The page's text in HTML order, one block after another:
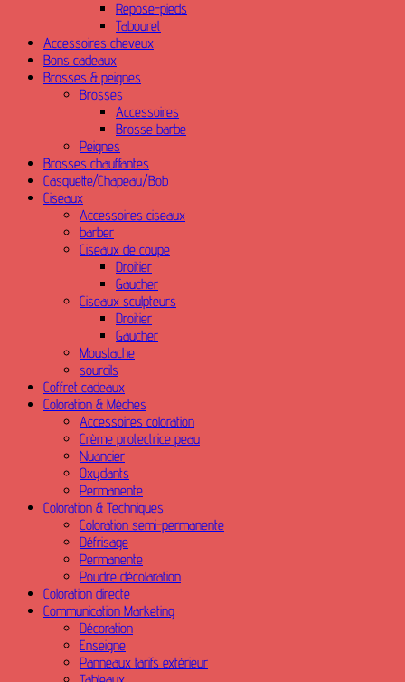
Repose-pieds
Tabouret
Accessoires cheveux
Bons cadeaux
Brosses & peignes
Brosses
Accessoires
Brosse barbe
Peignes
Brosses chauffantes
Casquette/Chapeau/Bob
Ciseaux
Accessoires ciseaux
barber
Ciseaux de coupe
Droitier
Gaucher
Ciseaux sculpteurs
Droitier
Gaucher
Moustache
sourcils
Coffret cadeaux
Coloration & Mèches
Accessoires coloration
Crème protectrice peau
Nuancier
Oxydants
Permanente
Coloration & Techniques
Coloration semi-permanente
Défrisage
Permanente
Poudre décolaration
Coloration directe
Communication Marketing
Décoration
Enseigne
Panneaux tarifs extérieur